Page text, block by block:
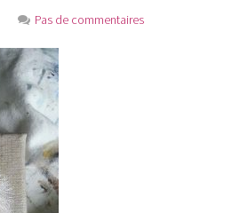
Pas de commentaires